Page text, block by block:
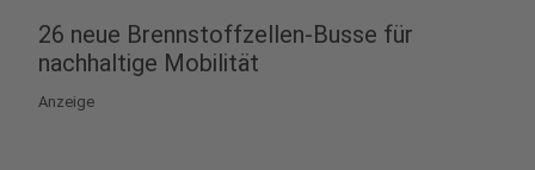
26 neue Brennstoffzellen-Busse für
nachhaltige Mobilität
Anzeige